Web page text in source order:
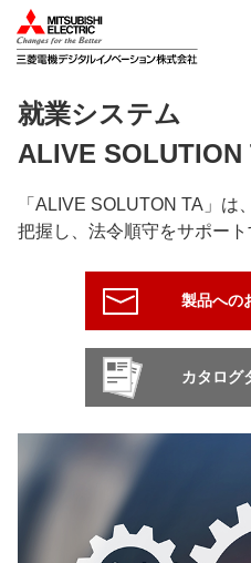
就業システム
ALIVE SOLUTION
「ALIVE SOLUTON TA」は
把握し、法令順守をサポート
製品への
カタログ